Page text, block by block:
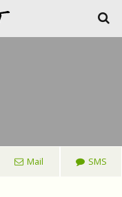
Mail SMS